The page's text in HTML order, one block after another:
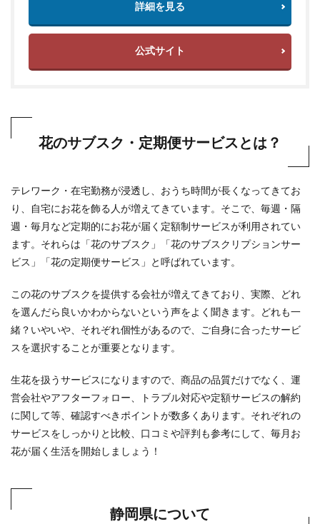
詳細を見る
公式サイト
花のサブスク・定期便サービスとは？
テレワーク・在宅勤務が浸透し、おうち時間が長くなってきてお
り、自宅にお花を飾る人が増えてきています。そこで、毎週・隔
週・毎月など定期的にお花が届く定額制サービスが利用されてい
ます。それらは「花のサブスク」「花のサブスクリプションサー
ビス」「花の定期便サービス」と呼ばれています。
この花のサブスクを提供する会社が増えてきており、実際、どれ
を選んだら良いかわからないという声をよく聞きます。どれも一
緒？いやいや、それぞれ個性があるので、ご自身に合ったサービ
スを選択することが重要となります。
生花を扱うサービスになりますので、商品の品質だけでなく、運
営会社やアフターフォロー、トラブル対応や定額サービスの解約
に関して等、確認すべきポイントが数多くあります。それぞれの
サービスをしっかりと比較、口コミや評判も参考にして、毎月お
花が届く生活を開始しましょう！
静岡県について